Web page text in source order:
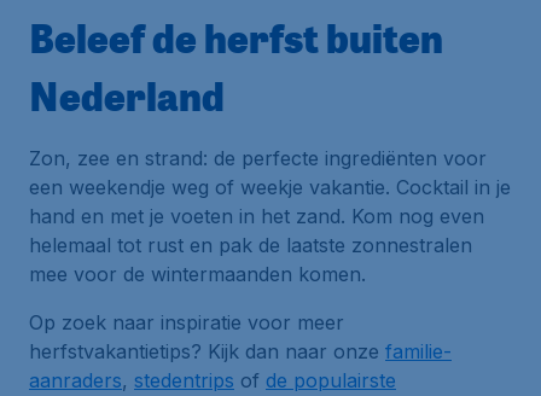
Beleef de herfst buiten
Nederland
Zon, zee en strand: de perfecte ingrediënten voor
een weekendje weg of weekje vakantie. Cocktail in je
hand en met je voeten in het zand. Kom nog even
helemaal tot rust en pak de laatste zonnestralen
mee voor de wintermaanden komen.
Op zoek naar inspiratie voor meer
herfstvakantietips? Kijk dan naar onze familie-
aanraders, stedentrips of de populairste